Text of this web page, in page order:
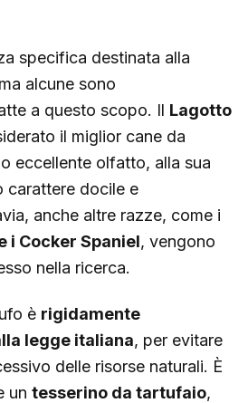
specifica destinata alla
alcune sono
a questo scopo. Il Lagotto
il miglior cane da
eccellente olfatto, alla sua
carattere docile e
anche altre razze, come i
i Cocker Spaniel, vengono
nella ricerca.
è rigidamente
legge italiana, per evitare
delle risorse naturali. È
un tesserino da tartufaio,